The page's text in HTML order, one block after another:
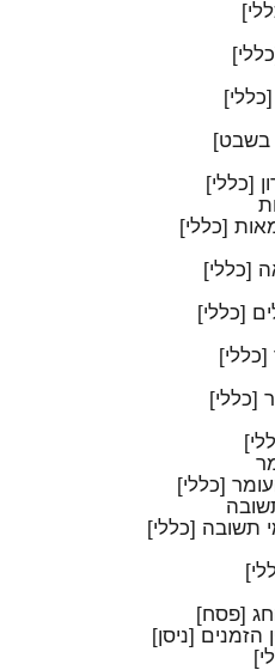
בשבט]
[כללי]
[כללי]
[כללי]
[כללי]
[כללי]
[כללי]
[כללי]
תשובה [כללי]
[פסח]
הזמנים [ניסן]